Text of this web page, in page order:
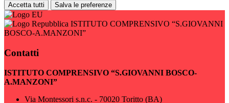
Accetta tutti Salva le preferenze
ISTITUTO COMPRENSIVO “S.GIOVANNI
BOSCO-A.MANZONI”
Contatti
ISTITUTO COMPRENSIVO “S.GIOVANNI BOSCO-
A.MANZONI”
Via Montessori s.n.c. - 70020 Toritto (BA)